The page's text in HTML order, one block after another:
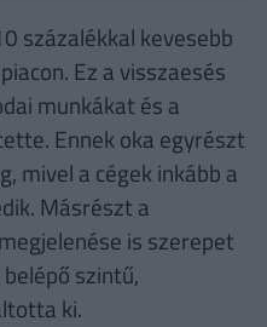
százalékkal kevesebb
Ez a visszaesés
munkákat és a
Ennek oka egyrészt
mivel a cégek inkább a
Másrészt a
is szerepet
szintű,
ki.